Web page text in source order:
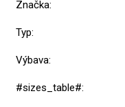
Značka:
Typ:
Výbava:
#sizes_table#: